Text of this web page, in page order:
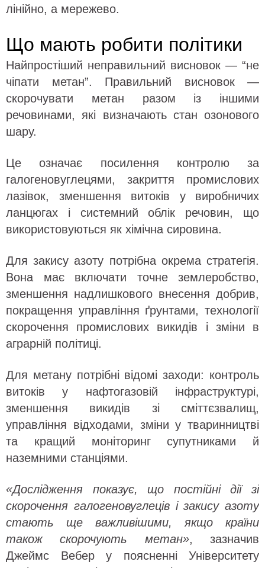
лінійно, а мережево.
Що мають робити політики
Найпростіший неправильний висновок — “не
чіпати метан”. Правильний висновок —
скорочувати метан разом із іншими
речовинами, які визначають стан озонового
шару.
Це означає посилення контролю за
галогеновуглецями, закриття промислових
лазівок, зменшення витоків у виробничих
ланцюгах і системний облік речовин, що
використовуються як хімічна сировина.
Для закису азоту потрібна окрема стратегія.
Вона має включати точне землеробство,
зменшення надлишкового внесення добрив,
покращення управління ґрунтами, технології
скорочення промислових викидів і зміни в
аграрній політиці.
Для метану потрібні відомі заходи: контроль
витоків у нафтогазовій інфраструктурі,
зменшення викидів зі сміттєзвалищ,
управління відходами, зміни у тваринництві
та кращий моніторинг супутниками й
наземними станціями.
«Дослідження показує, що постійні дії зі
скорочення галогеновуглеців і закису азоту
стають ще важливішими, якщо країни
також скорочують метан», зазначив
Джеймс Вебер у поясненні Університету